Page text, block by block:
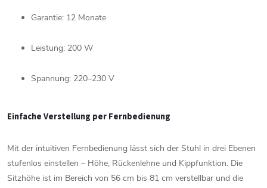
Garantie: 12 Monate
Leistung: 200 W
Spannung: 220–230 V
EinfacheVerstellung perFernbedienung
Mit der intuitiven Fernbedienung lässt sich der Stuhl in drei Ebenen
stufenlos einstellen – Höhe, Rückenlehne und Kippfunktion. Die
Sitzhöhe ist im Bereich von 56 cm bis 81 cm verstellbar und die